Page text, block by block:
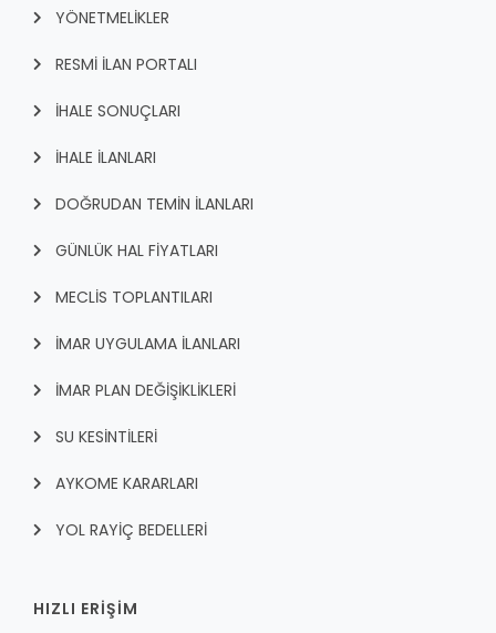
YÖNETMELİKLER
RESMİ İLAN PORTALI
İHALE SONUÇLARI
İHALE İLANLARI
DOĞRUDAN TEMİN İLANLARI
GÜNLÜK HAL FİYATLARI
MECLİS TOPLANTILARI
İMAR UYGULAMA İLANLARI
İMAR PLAN DEĞİŞİKLİKLERİ
SU KESİNTİLERİ
AYKOME KARARLARI
YOL RAYİÇ BEDELLERİ
HIZLI ERİŞİM